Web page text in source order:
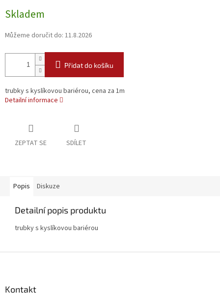
cena:
Skladem
Můžeme doručit do: 11.8.2026
Přidat do košíku
trubky s kyslíkovou bariérou, cena za 1m
Detailní informace
ZEPTAT SE SDÍLET
Popis Diskuze
Detailní popis produktu
trubky s kyslíkovou bariérou
Kontakt